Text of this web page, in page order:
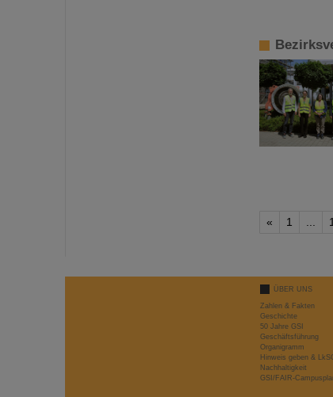
« 1
ÜBER UNS
Zahlen & Fakten
Geschichte
50 Jahre GSI
Geschäftsführung
Organigramm
Hinweis geben &
Nachhaltigkeit
GSI/FAIR-